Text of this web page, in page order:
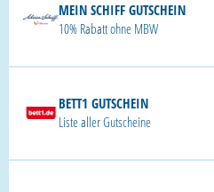
MEIN SCHIFF GUTSCHEIN
10% Rabatt ohne MBW
BETT1 GUTSCHEIN
Liste aller Gutscheine